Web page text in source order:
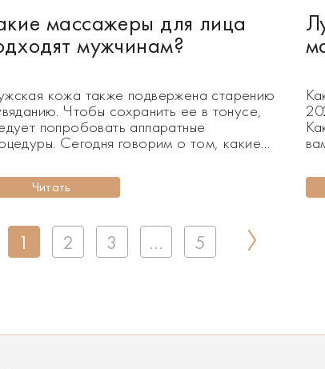
массажеры для лица
мужчинам?
кожа также подвержена старению
Чтобы сохранить ее в тонусе,
попробовать аппаратные
Сегодня говорим о том, какие
расхожему мнению, что мужчинам
ухода за собой нужно только одно
также нуждается в уходе. В отличие от
мужская […]
Читать
1 2 3 … 5